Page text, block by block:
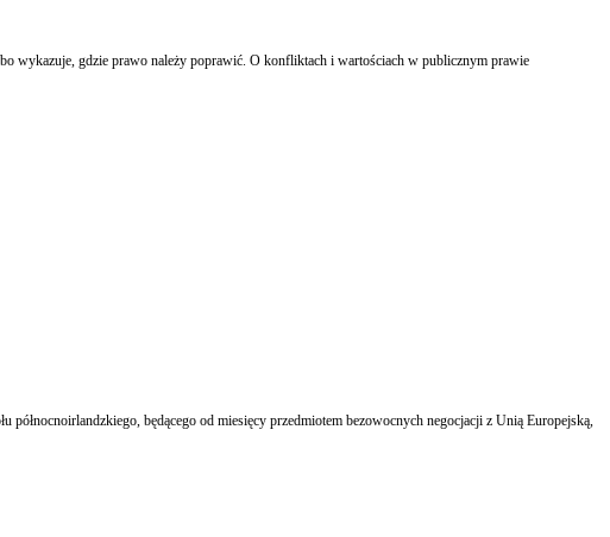
wykazuje, gdzie prawo należy poprawić. O konfliktach i wartościach w publicznym prawie
będącego od miesięcy przedmiotem bezowocnych negocjacji z Unią Europejską,